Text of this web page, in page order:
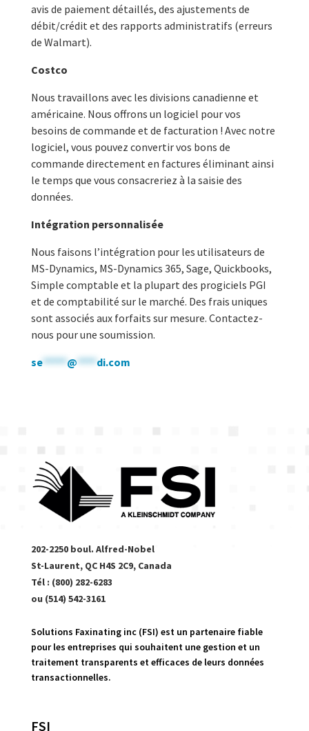
avis de paiement détaillés, des ajustements de
débit/crédit et des rapports administratifs (erreurs
de Walmart).
Costco
Nous travaillons avec les divisions canadienne et
américaine. Nous offrons un logiciel pour vos
besoins de commande et de facturation ! Avec notre
logiciel, vous pouvez convertir vos bons de
commande directement en factures éliminant ainsi
le temps que vous consacreriez à la saisie des
données.
Intégration personnalisée
Nous faisons l’intégration pour les utilisateurs de
MS-Dynamics, MS-Dynamics 365, Sage, Quickbooks,
Simple comptable et la plupart des progiciels PGI
et de comptabilité sur le marché. Des frais uniques
sont associés aux forfaits sur mesure. Contactez-
nous pour une soumission.
se***** @ **** di.com
202-2250 boul. Alfred-Nobel
St-Laurent, QC H4S 2C9, Canada
Tél : (800) 282-6283
ou (514) 542-3161
Solutions Faxinating inc (FSI) est un partenaire fiable
pour les entreprises qui souhaitent une gestion et un
traitement transparents et efficaces de leurs données
transactionnelles.
FSI